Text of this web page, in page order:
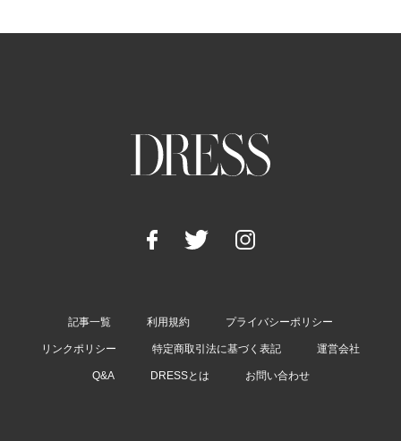
記事一覧 利用規約 プライバシーポリシー
リンクポリシー 特定商取引法に基づく表記 運営会社
Q&A DRESSとは お問い合わせ